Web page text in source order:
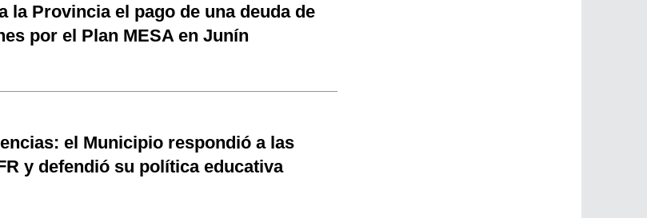
la Provincia el pago de una deuda de
por el Plan MESA en Junín
el Municipio respondió a las
y defendió su política educativa